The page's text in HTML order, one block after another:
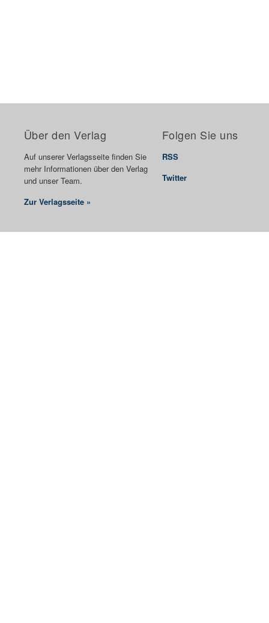
Über den Verlag
Auf unserer Verlagsseite finden Sie
mehr Informationen über den Verlag
und unser Team.
Zur Verlagsseite »
Folgen Sie uns
RSS
Twitter